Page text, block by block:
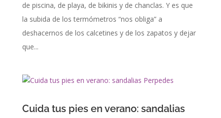
de piscina, de playa, de bikinis y de chanclas. Y es que
la subida de los termómetros “nos obliga” a
deshacernos de los calcetines y de los zapatos y dejar
que...
Cuida tus pies en verano: sandalias